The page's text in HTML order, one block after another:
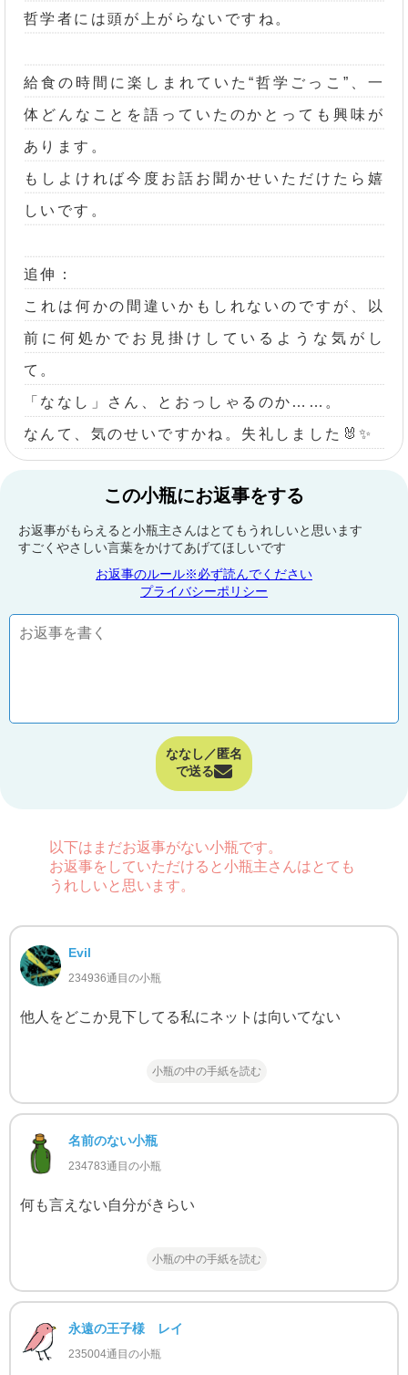
哲学者には頭が上がらないですね。
給食の時間に楽しまれていた“哲学ごっこ”、一
体どんなことを語っていたのかとっても興味が
あります。
もしよければ今度お話お聞かせいただけたら嬉
しいです。
追伸：
これは何かの間違いかもしれないのですが、以
前に何処かでお見掛けしているような気がし
て。
「ななし」さん、とおっしゃるのか……。
なんて、気のせいですかね。失礼しました🐰✨
この小瓶にお返事をする
お返事がもらえると小瓶主さんはとてもうれしいと思います
すごくやさしい言葉をかけてあげてほしいです
お返事のルール※必ず読んでください
プライバシーポリシー
ななし／匿名
で送る
以下はまだお返事がない小瓶です。
お返事をしていただけると小瓶主さんはとても
うれしいと思います。
Evil
234936通目の小瓶
他人をどこか見下してる私にネットは向いてない
小瓶の中の手紙を読む
名前のない小瓶
234783通目の小瓶
何も言えない自分がきらい
小瓶の中の手紙を読む
永遠の王子様 レイ
235004通目の小瓶